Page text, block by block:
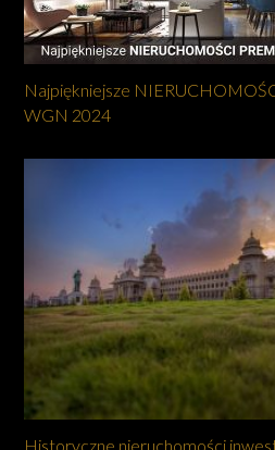
Najpiękniejsze
WGN 2024
Historyczne nieruchomości